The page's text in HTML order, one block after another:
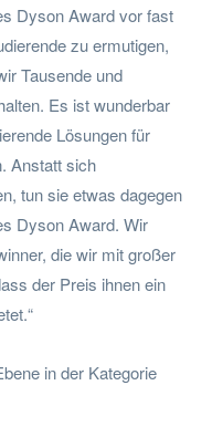
Dyson Award vor fast
zu ermutigen,
Tausende und
Es ist wunderbar
Lösungen für
Anstatt sich
tun sie etwas dagegen
Dyson Award. Wir
die wir mit großer
der Preis ihnen ein
in der Kategorie